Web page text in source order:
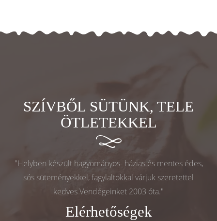
SZÍVBŐL SÜTÜNK, TELE
ÖTLETEKKEL
"Helyben készült hagyományos- házias és mentes édes,
sós süteményekkel, fagylaltokkal várjuk szeretettel
kedves Vendégeinket 2003 óta."
Elérhetőségek